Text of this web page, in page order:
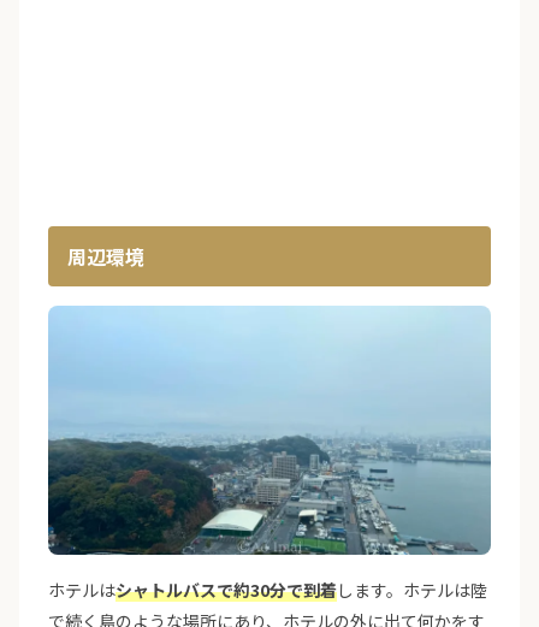
周辺環境
ホテルはシャトルバスで約30分で到着します。ホテルは陸
で続く島のような場所にあり、ホテルの外に出て何かをす